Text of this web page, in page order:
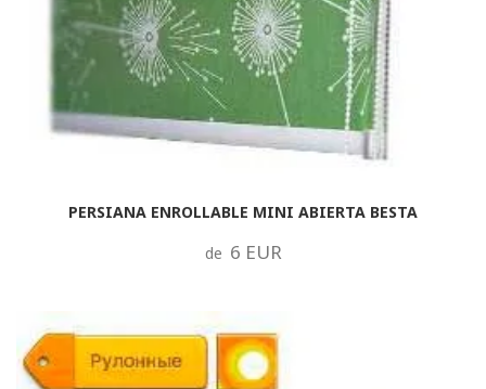
PERSIANA ENROLLABLE MINI ABIERTA BESTA
de 6 EUR